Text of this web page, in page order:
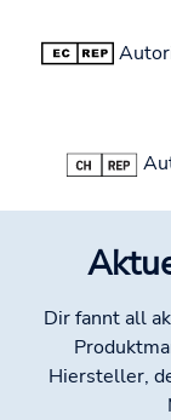
Dir fannt all
Hiersteller,